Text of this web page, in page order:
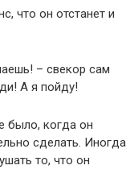
что он отстанет и
– свекор сам
А я пойду!
было, когда он
сделать. Иногда
то, что он